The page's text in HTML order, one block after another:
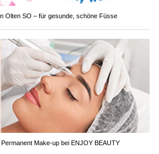
Olten SO – für gesunde, schöne Füsse
Make-up bei ENJOY BEAUTY